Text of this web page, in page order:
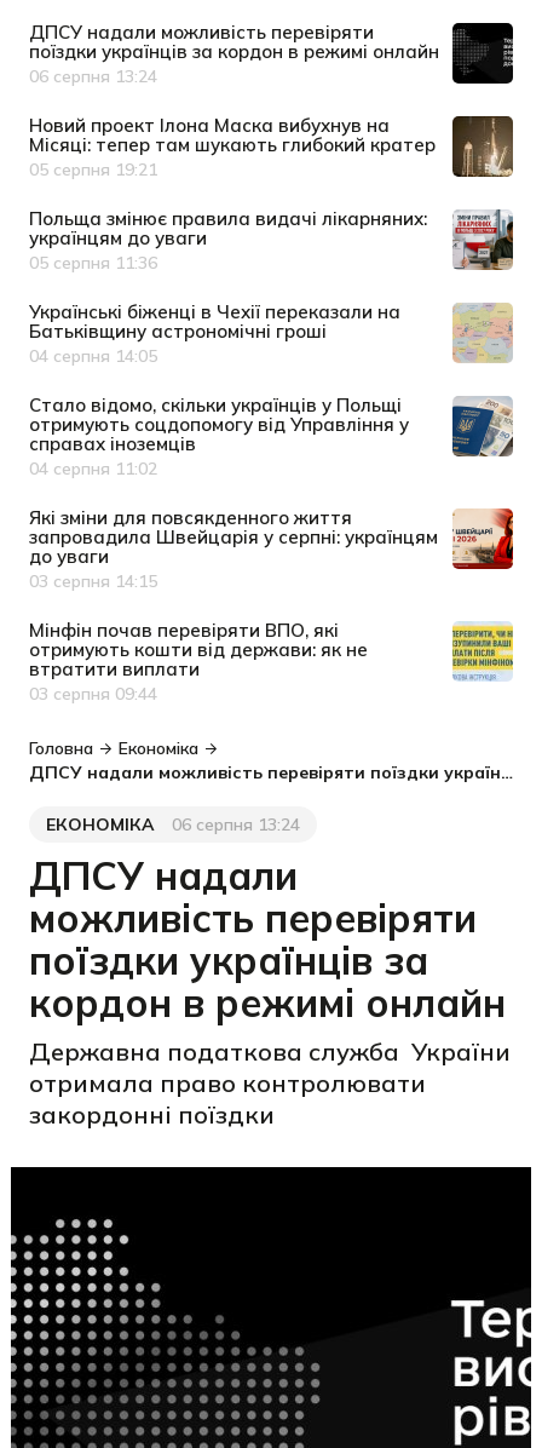
ДПСУ надали можливість перевіряти
поїздки українців за кордон в режимі онлайн
Дата публікації
06 серпня 13:24
Новий проект Ілона Маска вибухнув на
Місяці: тепер там шукають глибокий кратер
Дата публікації
05 серпня 19:21
Польща змінює правила видачі лікарняних:
українцям до уваги
Дата публікації
05 серпня 11:36
Українські біженці в Чехії переказали на
Батьківщину астрономічні гроші
Дата публікації
04 серпня 14:05
Cтало відомо, скільки українців у Польщі
отримують соцдопомогу від Управління у
справах іноземців
Дата публікації
04 серпня 11:02
Які зміни для повсякденного життя
запровадила Швейцарія у серпні: українцям
до уваги
Дата публікації
03 серпня 14:15
Мінфін почав перевіряти ВПО, які
отримують кошти від держави: як не
втратити виплати
Дата публікації
03 серпня 09:44
Головна
Економіка
ДПСУ надали можливість перевіряти поїздки українців за кордон в режимі онлайн
Категорія
ЕКОНОМІКА
Дата публікації06 серпня 13:24
ДПСУ надали
можливість перевіряти
поїздки українців за
кордон в режимі онлайн
Державна податкова служба України
отримала право контролювати
закордонні поїздки